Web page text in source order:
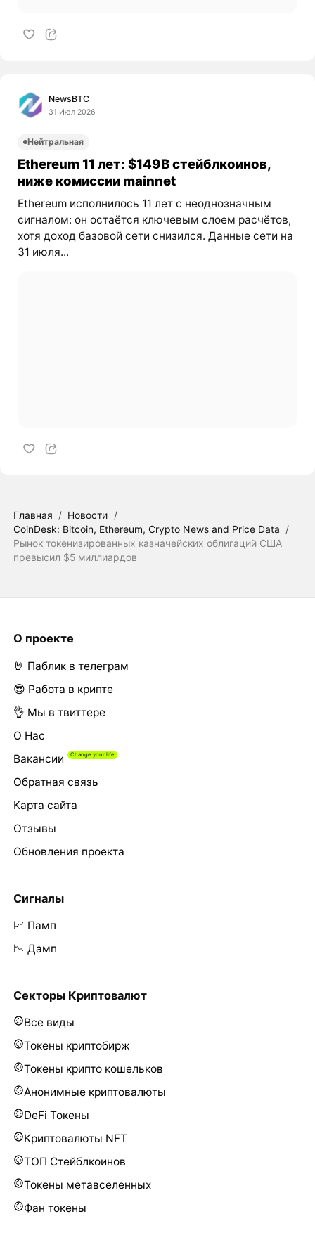
NewsBTC
31 Июл 2026
Нейтральная
Ethereum 11 лет: $149B стейблкоинов,
ниже комиссии mainnet
Ethereum исполнилось 11 лет с неоднозначным
сигналом: он остаётся ключевым слоем расчётов,
хотя доход базовой сети снизился. Данные сети на
31 июля...
Главная / Новости /
CoinDesk: Bitcoin, Ethereum, Crypto News and Price Data /
Рынок токенизированных казначейских облигаций США
превысил $5 миллиардов
О проекте
🤘 Паблик в телеграм
😎 Работа в крипте
👌 Мы в твиттере
О Нас
Вакансии
Обратная связь
Карта сайта
Отзывы
Обновления проекта
Сигналы
📈 Памп
📉 Дамп
Секторы Криптовалют
Все виды
Токены криптобирж
Токены крипто кошельков
Анонимные криптовалюты
DeFi Токены
Криптовалюты NFT
ТОП Стейблкоинов
Токены метавселенных
Фан токены